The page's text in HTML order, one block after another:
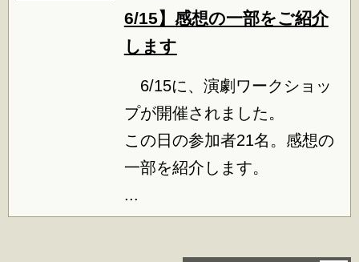
6/15】感想の一部をご紹介
します
6/15に、演劇ワークショッ
プが開催されました。
この日の参加者21名。感想の
一部を紹介します。
...